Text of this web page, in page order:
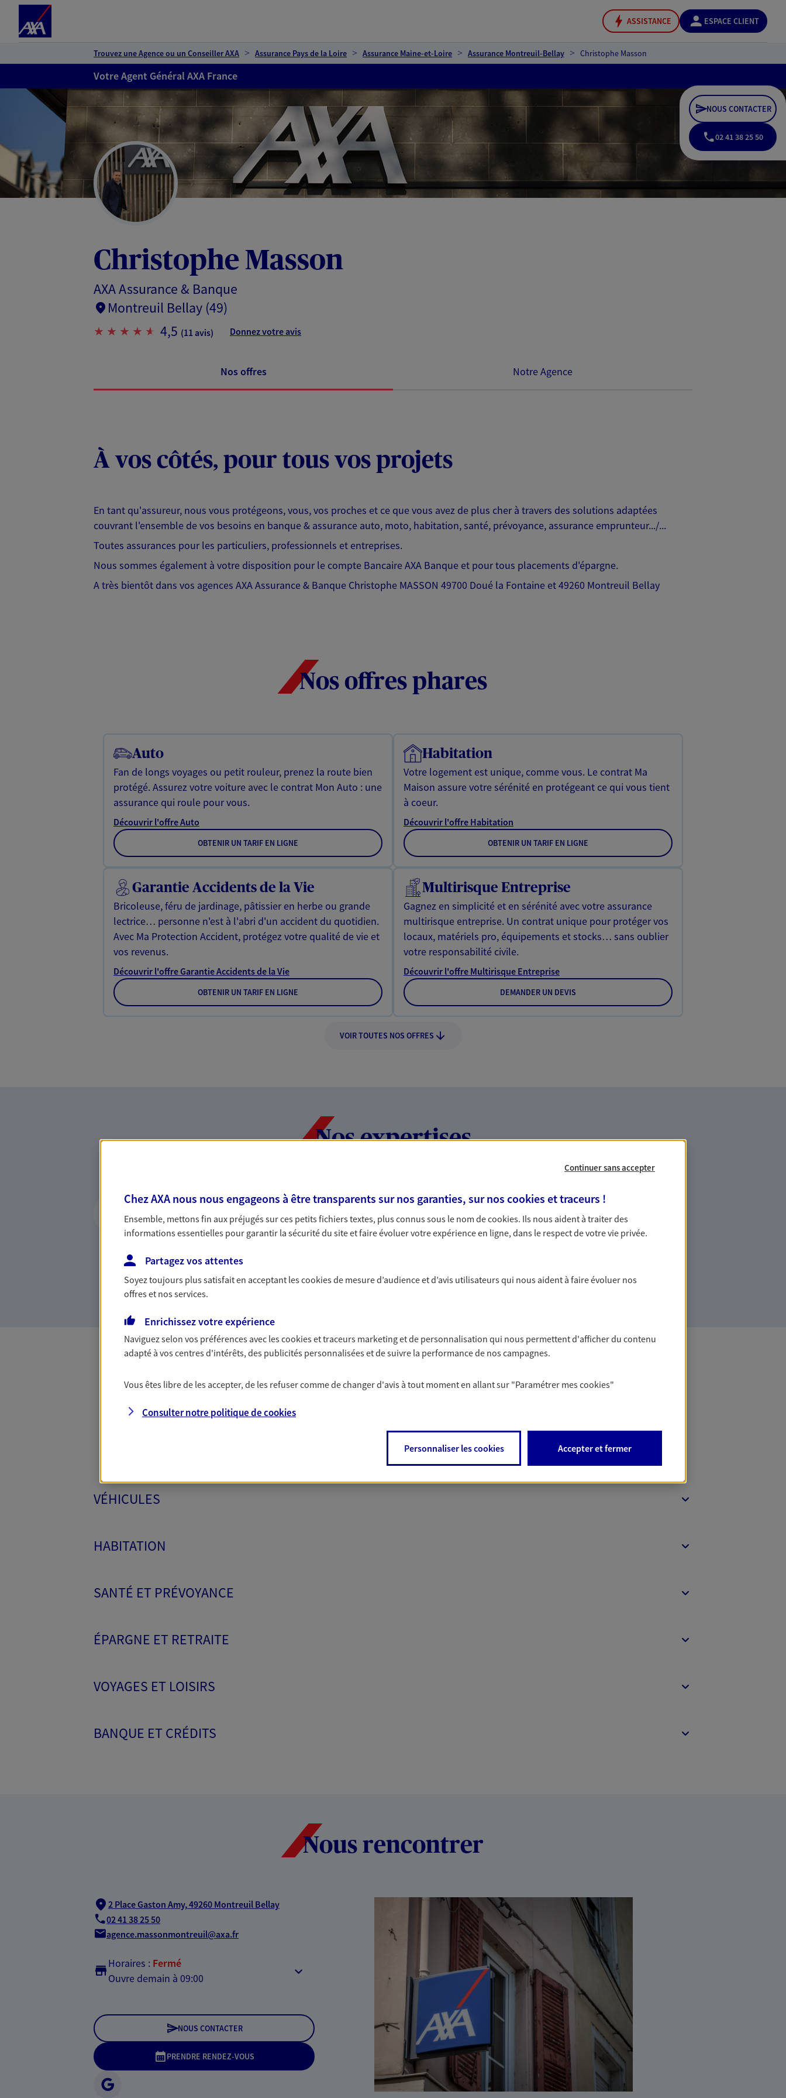
ASSISTANCE ESPACE CLIENT
Trouvez une Agence ou un Conseiller AXA Assurance Pays de la Loire Assurance Maine-et-Loire Assurance Montreuil-Bellay Christophe Masson
Votre Agent Général AXA France
Christophe Masson
AXA Assurance & Banque
Montreuil Bellay (49)
4,5 (11 avis) Donnez votre avis
NOUS CONTACTER
02 41 38 25 50
Nos offres Notre Agence
À vos côtés, pour tous vos projets
En tant qu'assureur, nous vous protégeons, vous, vos proches et ce que vous avez de plus cher à travers des solutions adaptées
couvrant l'ensemble de vos besoins en banque & assurance auto, moto, habitation, santé, prévoyance, assurance emprunteur.../...
Toutes assurances pour les particuliers, professionnels et entreprises.
Nous sommes également à votre disposition pour le compte Bancaire AXA Banque et pour tous placements d'épargne.
A très bientôt dans vos agences AXA Assurance & Banque Christophe MASSON 49700 Doué la Fontaine et 49260 Montreuil Bellay
Nos offres phares
Auto
Fan de longs voyages ou petit rouleur, prenez la route bien
protégé. Assurez votre voiture avec le contrat Mon Auto : une
assurance qui roule pour vous.
Découvrir l'offre Auto
OBTENIR UN TARIF EN LIGNE
Habitation
Votre logement est unique, comme vous. Le contrat Ma
Maison assure votre sérénité en protégeant ce qui vous tient
à coeur.
Découvrir l'offre Habitation
OBTENIR UN TARIF EN LIGNE
Garantie Accidents de la Vie
Bricoleuse, féru de jardinage, pâtissier en herbe ou grande
lectrice… personne n'est à l'abri d'un accident du quotidien.
Avec Ma Protection Accident, protégez votre qualité de vie et
vos revenus.
Découvrir l'offre Garantie Accidents de la Vie
OBTENIR UN TARIF EN LIGNE
Multirisque Entreprise
Gagnez en simplicité et en sérénité avec votre assurance
multirisque entreprise. Un contrat unique pour protéger vos
locaux, matériels pro, équipements et stocks… sans oublier
votre responsabilité civile.
Découvrir l'offre Multirisque Entreprise
DEMANDER UN DEVIS
VOIR TOUTES NOS OFFRES
Nos expertises
Vous accompagner dans la durée et la
confiance
Vous accompagner dans vos projets de vie tout au long de
la confiance et la proximité. C'est en apprenant à vous
connaître que nous proposons de meilleures solutions.
Accompagner les professionnels et les
entreprises
Comme vous, nous sommes des indépendants. Nous
votre famille.
Toutes nos offres Assurance & Banque
PRO & ENTREPRISES
VÉHICULES
HABITATION
SANTÉ ET PRÉVOYANCE
ÉPARGNE ET RETRAITE
VOYAGES ET LOISIRS
BANQUE ET CRÉDITS
Nous rencontrer
2 Place Gaston Amy,49260 Montreuil Bellay
02 41 38 25 50
agence.massonmontreuil@axa.fr
Horaires : Fermé
Ouvre demain à 09:00
NOUS CONTACTER
PRENDRE RENDEZ-VOUS
Continuer sans accepter
Chez AXA nous nous engageons à être transparents sur nos garanties, sur nos cookies et traceurs !
Ensemble, mettons fin aux préjugés sur ces petits fichiers textes, plus connus sous le nom decookies. Ils nous aident à traiter des
informations essentielles pour garantir la sécurité du site et faire évoluer votre expérience en ligne, dans le respect de votre vie privée.
Partagez vos attentes
Soyez toujours plus satisfait en acceptant lescookiesde mesure d’audience et d’avis utilisateurs qui nous aident à faire évoluer nos
offres et nos services.
Enrichissez votre expérience
Naviguez selon vos préférences avec lescookies et traceurs marketing et de personnalisation qui nous permettent d'afficher du contenu
adapté à vos centres d'intérêts, des publicités personnalisées et de suivre la performance de nos campagnes.
Vous êtes libre de les accepter, de les refuser comme de changer d'avis à tout moment en allant sur "Paramétrer mescookies"
Consulter notre politique decookies
Personnaliser les cookies Accepter et fermer